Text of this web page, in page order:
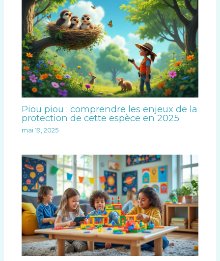
Piou piou : comprendre les enjeux de la
protection de cette espèce en 2025
mai 19, 2025